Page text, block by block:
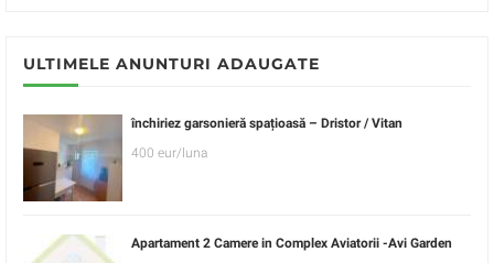
ULTIMELE ANUNTURI ADAUGATE
închiriez garsonieră spațioasă – Dristor / Vitan
400 eur/luna
Apartament 2 Camere in Complex Aviatorii -Avi Garden